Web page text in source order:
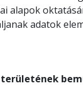
alapok
adatok